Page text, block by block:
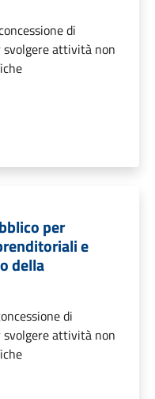
di
svolgere attività non
per
e
della
di
svolgere attività non